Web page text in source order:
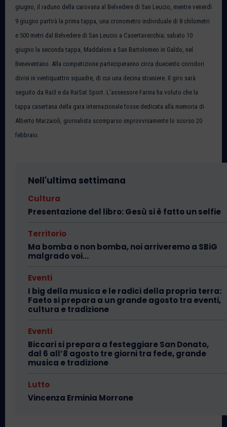
giugno, il raduno della carovana al Belvedere di San Leucio, mentre venerdì
9 giugno partirà la prima tappa, una cronometro individuale di 8 chilometri
e 500 metri dal Belvedere di San Leucio a Casertavecchia; sabato 10
giugno la seconda tappa, Maddaloni a San Bartolomeo in Galdo, nel
Beneventano. Alla competizione parteciperanno circa duecento corridori
divisi in ventiquattro squadre, di cui una decina straniere. Il giro sarà
seguito da Rai3 e da RaiSat Sport. L'assessore Farina ha voluto che la
tappa casertana della gara internazionale fosse dedicata alla memoria di
Alberto Marzaioli, giornalista scomparso improvvisamente lo scorso 20
febbraio.
Nell'ultima settimana
Cultura
Presentazione del libro: Gesù si è fatto un selfie
Territorio
Ma bomba o non bomba, noi arriveremo a SBiG
malgrado voi…
Eventi
I big della musica e le radici della propria terra:
Faeto si prepara a un grande agosto tra eventi,
cultura e tradizione
Eventi
Biccari si prepara a festeggiare San Donato,
dal 6 all’8 agosto tre giorni tra fede, grande
musica e tradizione
Lutto
Vincenza Erminia Morrone